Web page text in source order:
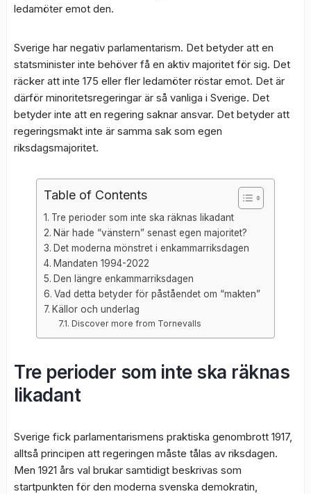
ledamöter emot den.
Sverige har negativ parlamentarism. Det betyder att en
statsminister inte behöver få en aktiv majoritet för sig. Det
räcker att inte 175 eller fler ledamöter röstar emot. Det är
därför minoritetsregeringar är så vanliga i Sverige. Det
betyder inte att en regering saknar ansvar. Det betyder att
regeringsmakt inte är samma sak som egen
riksdagsmajoritet.
Table of Contents
Tre perioder som inte ska räknas likadant
När hade “vänstern” senast egen majoritet?
Det moderna mönstret i enkammarriksdagen
Mandaten 1994-2022
Den längre enkammarriksdagen
Vad detta betyder för påståendet om “makten”
Källor och underlag
Discover more from Tornevalls
Tre perioder som inte ska räknas
likadant
Sverige fick parlamentarismens praktiska genombrott 1917,
alltså principen att regeringen måste tålas av riksdagen.
Men 1921 års val brukar samtidigt beskrivas som
startpunkten för den moderna svenska demokratin,